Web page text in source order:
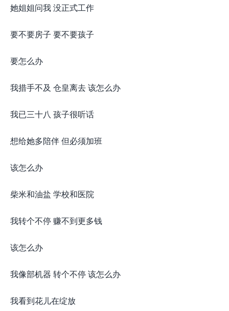
她姐姐问我 没正式工作
要不要房子 要不要孩子
要怎么办
我措手不及 仓皇离去 该怎么办
我已三十八 孩子很听话
想给她多陪伴 但必须加班
该怎么办
柴米和油盐 学校和医院
我转个不停 赚不到更多钱
该怎么办
我像部机器 转个不停 该怎么办
我看到花儿在绽放